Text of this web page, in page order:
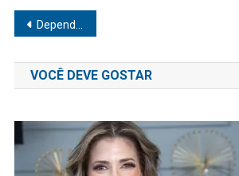
Navegação
de
Post
Dependência Tecnológica em Adolescentes: Alerta e Estratégias para Pais e Educadores
VOCÊ DEVE GOSTAR